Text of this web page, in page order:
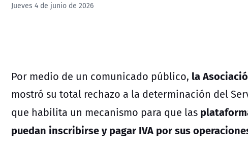
Jueves 4 de junio de 2026
Por medio de un comunicado público, la
mostró su total rechazo a la determinación del
que habilita un mecanismo para que las
puedan inscribirse y pagar IVA por sus